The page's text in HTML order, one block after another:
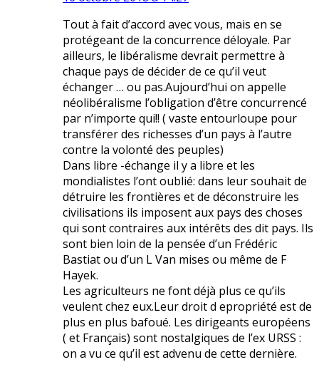
Tout à fait d’accord avec vous, mais en se
protégeant de la concurrence déloyale. Par
ailleurs, le libéralisme devrait permettre à
chaque pays de décider de ce qu’il veut
échanger … ou pas.Aujourd’hui on appelle
néolibéralisme l’obligation d’être concurrencé
par n’importe qui!! ( vaste entourloupe pour
transférer des richesses d’un pays à l’autre
contre la volonté des peuples)
Dans libre -échange il y a libre et les
mondialistes l’ont oublié: dans leur souhait de
détruire les frontières et de déconstruire les
civilisations ils imposent aux pays des choses
qui sont contraires aux intérêts des dit pays. Ils
sont bien loin de la pensée d’un Frédéric
Bastiat ou d’un L Van mises ou même de F
Hayek.
Les agriculteurs ne font déjà plus ce qu’ils
veulent chez eux.Leur droit d epropriété est de
plus en plus bafoué. Les dirigeants européens
( et Français) sont nostalgiques de l’ex URSS :
on a vu ce qu’il est advenu de cette dernière.